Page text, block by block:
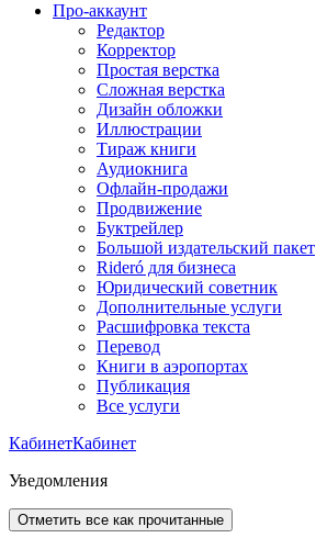
Про-аккаунт
Редактор
Корректор
Простая верстка
Сложная верстка
Дизайн обложки
Иллюстрации
Тираж книги
Аудиокнига
Офлайн-продажи
Продвижение
Буктрейлер
Большой издательский пакет
Rideró для бизнеса
Юридический советник
Дополнительные услуги
Расшифровка текста
Перевод
Книги в аэропортах
Публикация
Все услуги
КабинетКабинет
Уведомления
Отметить все как прочитанные